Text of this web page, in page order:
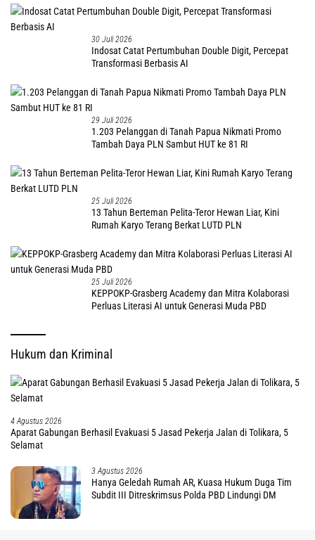
30 Juli 2026
Indosat Catat Pertumbuhan Double Digit, Percepat
Transformasi Berbasis AI
29 Juli 2026
1.203 Pelanggan di Tanah Papua Nikmati Promo
Tambah Daya PLN Sambut HUT ke 81 RI
25 Juli 2026
13 Tahun Berteman Pelita-Teror Hewan Liar, Kini
Rumah Karyo Terang Berkat LUTD PLN
25 Juli 2026
KEPPOKP-Grasberg Academy dan Mitra Kolaborasi
Perluas Literasi AI untuk Generasi Muda PBD
Hukum dan Kriminal
4 Agustus 2026
Aparat Gabungan Berhasil Evakuasi 5 Jasad Pekerja Jalan di Tolikara, 5
Selamat
3 Agustus 2026
Hanya Geledah Rumah AR, Kuasa Hukum Duga Tim
Subdit III Ditreskrimsus Polda PBD Lindungi DM